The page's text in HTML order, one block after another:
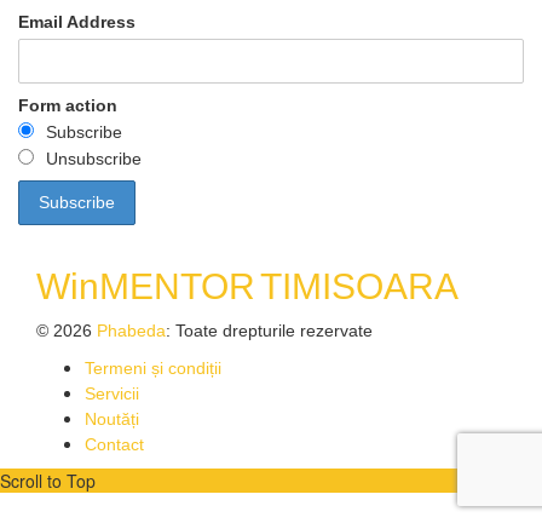
Email Address
Form action
Subscribe
Unsubscribe
WinMENTORTIMISOARA
© 2026 Phabeda: Toate drepturile rezervate
Termeni și condiții
Servicii
Noutăți
Contact
Scroll to Top